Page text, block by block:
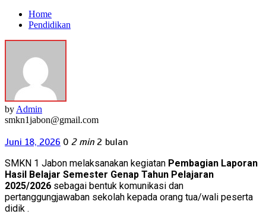
Home
Pendidikan
by Admin
smkn1jabon@gmail.com
Juni 18, 2026 0 2 min 2 bulan
SMKN 1 Jabon melaksanakan kegiatan Pembagian Laporan
Hasil Belajar Semester Genap Tahun Pelajaran
2025/2026 sebagai bentuk komunikasi dan
pertanggungjawaban sekolah kepada orang tua/wali peserta
didik .